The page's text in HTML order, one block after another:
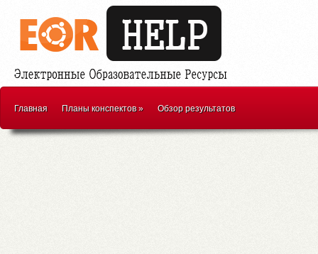
Главная Планы конспектов» Обзор результатов